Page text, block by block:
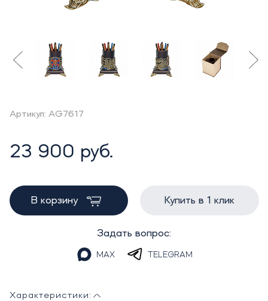
Артикул: AG7617
23 900 руб.
В корзину Купить в 1 клик
Задать вопрос:
MAX TELEGRAM
Характеристики: